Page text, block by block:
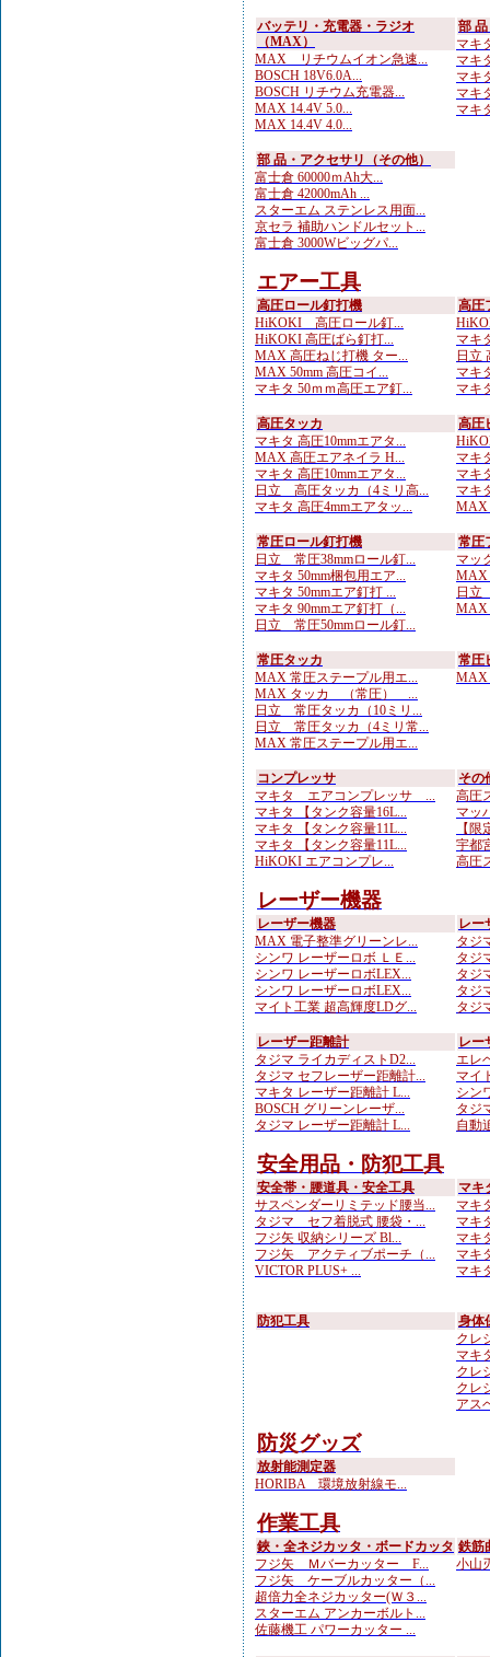
バッテリ・充電器・ラジオ
（MAX）
MAX リチウムイオン急速...
BOSCH 18V6.0A...
BOSCH リチウム充電器...
MAX 14.4V 5.0...
MAX 14.4V 4.0...
部
マキ
マキ
マキ
マキ
マキ
部 品・アクセサリ（その他）
富士倉 60000ｍAh大...
富士倉 42000mAh ...
スターエム ステンレス用面...
京セラ 補助ハンドルセット...
富士倉 3000Wビッグパ...
エアー工具
高圧ロール釘打機
HiKOKI 高圧ロール釘...
HiKOKI 高圧ばら釘打...
MAX 高圧ねじ打機 ター...
MAX 50mm 高圧コイ...
マキタ 50ｍｍ高圧エア釘...
高圧
マキ
日立
マキ
マキ
高圧タッカ
マキタ 高圧10mmエアタ...
MAX 高圧エアネイラ H...
マキタ 高圧10mmエアタ...
日立 高圧タッカ（4ミリ高...
マキタ 高圧4mmエアタッ...
高圧
マキ
マキ
マキ
MAX
常圧ロール釘打機
日立 常圧38mmロール釘...
マキタ 50mm梱包用エア...
マキタ 50mmエア釘打 ...
マキタ 90mmエア釘打（...
日立 常圧50mmロール釘...
常圧
マッ
MAX
日立
MAX
常圧タッカ
MAX 常圧ステープル用エ...
MAX タッカ （常圧） ...
日立 常圧タッカ（10ミリ...
日立 常圧タッカ（4ミリ常...
MAX 常圧ステープル用エ...
常圧
MAX
コンプレッサ
マキタ エアコンプレッサ ...
マキタ 【タンク容量16L...
マキタ 【タンク容量11L...
マキタ 【タンク容量11L...
HiKOKI エアコンプレ...
その
高圧
マッ
【
宇都
高圧
レーザー機器
レーザー機器
MAX 電子整準グリーンレ...
シンワ レーザーロボ ＬＥ...
シンワ レーザーロボLEX...
シンワ レーザーロボLEX...
マイト工業 超高輝度LDグ...
レー
タジ
タジ
タジ
タジ
タジ
レーザー距離計
タジマ ライカディストD2...
タジマ セフレーザー距離計...
マキタ レーザー距離計 L...
BOSCH グリーンレーザ...
タジマ レーザー距離計 L...
レー
エレ
マイ
シン
タジ
自動
安全用品・防犯工具
安全帯・腰道具・安全工具
サスペンダーリミテッド腰当...
タジマ セフ着脱式 腰袋・...
フジ矢 収納シリーズ Bl...
フジ矢 アクティブポーチ（...
VICTOR PLUS+ ...
マキ
マキ
マキ
マキ
マキ
マキ
防犯工具
身体
クレ
マキ
クレ
クレ
アス
防災グッズ
放射能測定器
HORIBA 環境放射線モ...
作業工具
鋏・全ネジカッタ・ボードカッタ
フジ矢 Ｍバーカッター F...
フジ矢 ケーブルカッター（...
超倍力全ネジカッター(Ｗ３...
スターエム アンカーボルト...
佐藤機工 パワーカッター ...
鉄筋
小山